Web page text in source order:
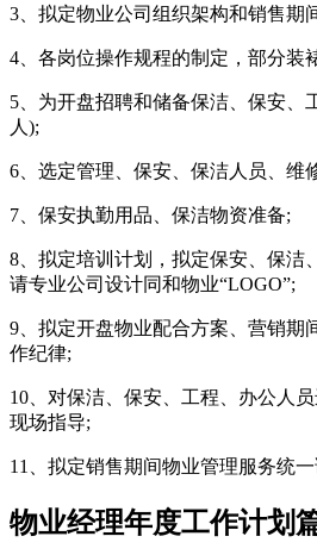
3、拟定物业公司组织架构和销售期
4、各岗位操作规程的制定，部分装
5、为开盘招聘和储备保洁、保安、
人);
6、选定管理、保安、保洁人员、维
7、保安执勤用品、保洁物资准备;
8、拟定培训计划，拟定保安、保洁
请专业公司设计同和物业“LOGO”;
9、拟定开盘物业配合方案、营销期
作纪律;
10、对保洁、保安、工程、办公人
现场指导;
11、拟定销售期间物业管理服务统一
物业经理年度工作计划